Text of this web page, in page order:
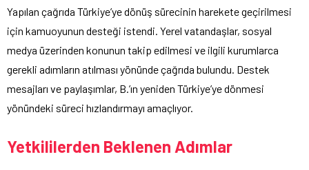
Yapılan çağrıda Türkiye’ye dönüş sürecinin harekete geçirilmesi
için kamuoyunun desteği istendi. Yerel vatandaşlar, sosyal
medya üzerinden konunun takip edilmesi ve ilgili kurumlarca
gerekli adımların atılması yönünde çağrıda bulundu. Destek
mesajları ve paylaşımlar, B.’ın yeniden Türkiye’ye dönmesi
yönündeki süreci hızlandırmayı amaçlıyor.
Yetkililerden Beklenen Adımlar